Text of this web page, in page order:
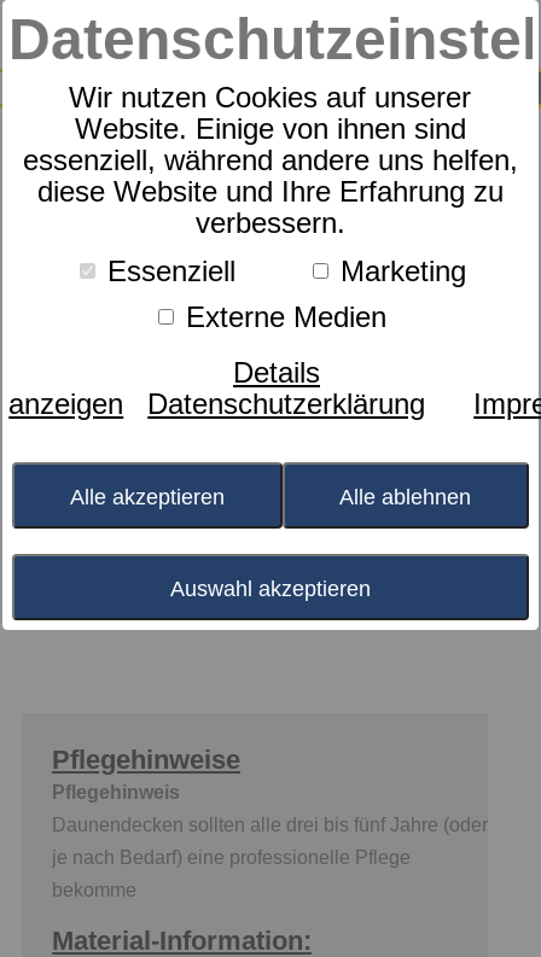
Wir nutzen Cookies auf unserer
Website. Einige von ihnen sind
essenziell, während andere uns helfen,
diese Website und Ihre Erfahrung zu
verbessern.
Essenziell
Marketing
Externe Medien
Details
anzeigen
Datenschutzerklärung
Alle akzeptieren Alle ablehnen
Auswahl akzeptieren
SUCHE
0
Das Kuschelbett für
Menschen, denen es leicht
zu warm wird
inkl. MwSt., zzgl.Versand
Online derzeit leider nicht verfügbar, Lieferzeit und
Hersteller
Pflegehinweise
Pflegehinweis
Daunendecken sollten alle drei bis fünf Jahre (oder
je nach Bedarf) eine professionelle Pflege
bekomme
Material-Information: